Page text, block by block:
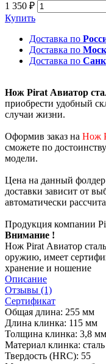
1 350 ₽
Купить
Доставка по
Доставка по
Доставка по
Нож Pirat Авиатор
приобрести удобный
случаи жизни.
Оформив заказ на Нож
сможете по
модели.
Цена на данный фолдер
доставки зависит от
автоматически
Продукция компании
Внимание !
Нож Pirat Авиатор
оружию, имеет
хранение и ношение
Описание
Отзывы (1)
Сертификат
Общая длина: 255 мм
Длина клинка: 115 мм
Толщина клинка: 3,8 мм
Материал клинка:
Твердость (HRC): 55